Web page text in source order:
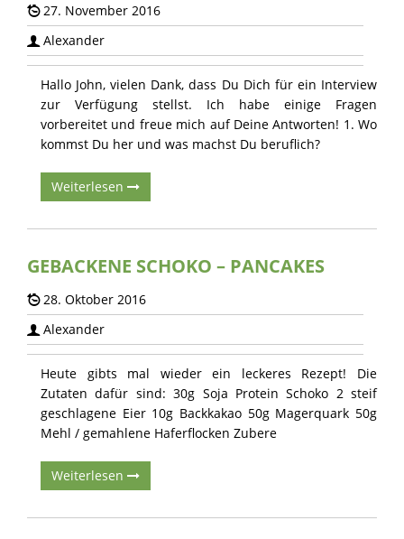
27. November 2016
Alexander
Hallo John, vielen Dank, dass Du Dich für ein Interview
zur Verfügung stellst. Ich habe einige Fragen
vorbereitet und freue mich auf Deine Antworten! 1. Wo
kommst Du her und was machst Du beruflich?
Weiterlesen
GEBACKENE SCHOKO – PANCAKES
28. Oktober 2016
Alexander
Heute gibts mal wieder ein leckeres Rezept! Die
Zutaten dafür sind: 30g Soja Protein Schoko 2 steif
geschlagene Eier 10g Backkakao 50g Magerquark 50g
Mehl / gemahlene Haferflocken Zubere
Weiterlesen